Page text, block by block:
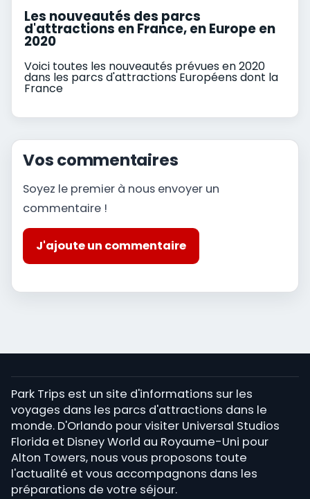
Les nouveautés des parcs
d'attractions en France, en Europe en
2020
Voici toutes les nouveautés prévues en 2020
dans les parcs d'attractions Européens dont la
France
Vos commentaires
Soyez le premier à nous envoyer un
commentaire !
J'ajoute un commentaire
Park Trips est un site d'informations sur les
voyages dans les parcs d'attractions dans le
monde. D'Orlando pour visiter Universal Studios
Florida et Disney World au Royaume-Uni pour
Alton Towers, nous vous proposons toute
l'actualité et vous accompagnons dans les
préparations de votre séjour.